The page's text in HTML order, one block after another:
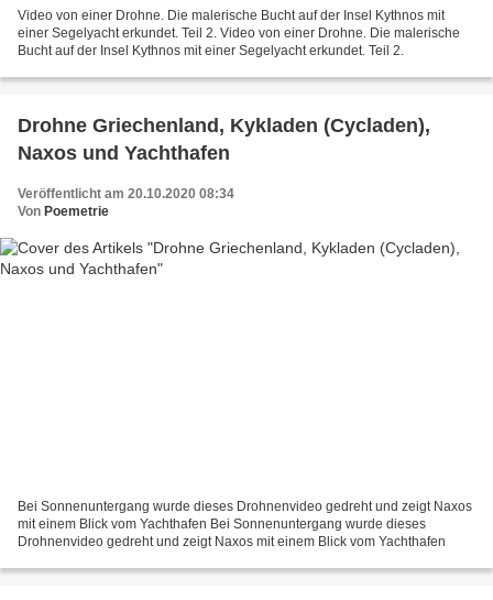
Video von einer Drohne. Die malerische Bucht auf der Insel Kythnos mit
einer Segelyacht erkundet. Teil 2. Video von einer Drohne. Die malerische
Bucht auf der Insel Kythnos mit einer Segelyacht erkundet. Teil 2.
Drohne Griechenland, Kykladen (Cycladen),
Naxos und Yachthafen
Veröffentlicht am 20.10.2020 08:34
Von Poemetrie
Bei Sonnenuntergang wurde dieses Drohnenvideo gedreht und zeigt Naxos
mit einem Blick vom Yachthafen Bei Sonnenuntergang wurde dieses
Drohnenvideo gedreht und zeigt Naxos mit einem Blick vom Yachthafen